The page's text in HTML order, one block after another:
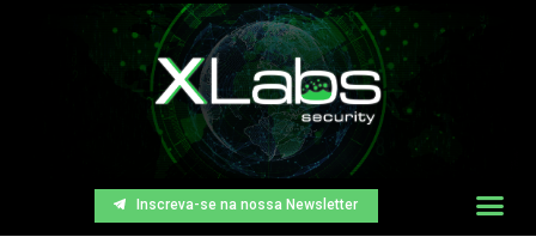
Inscreva-se na nossa Newsletter